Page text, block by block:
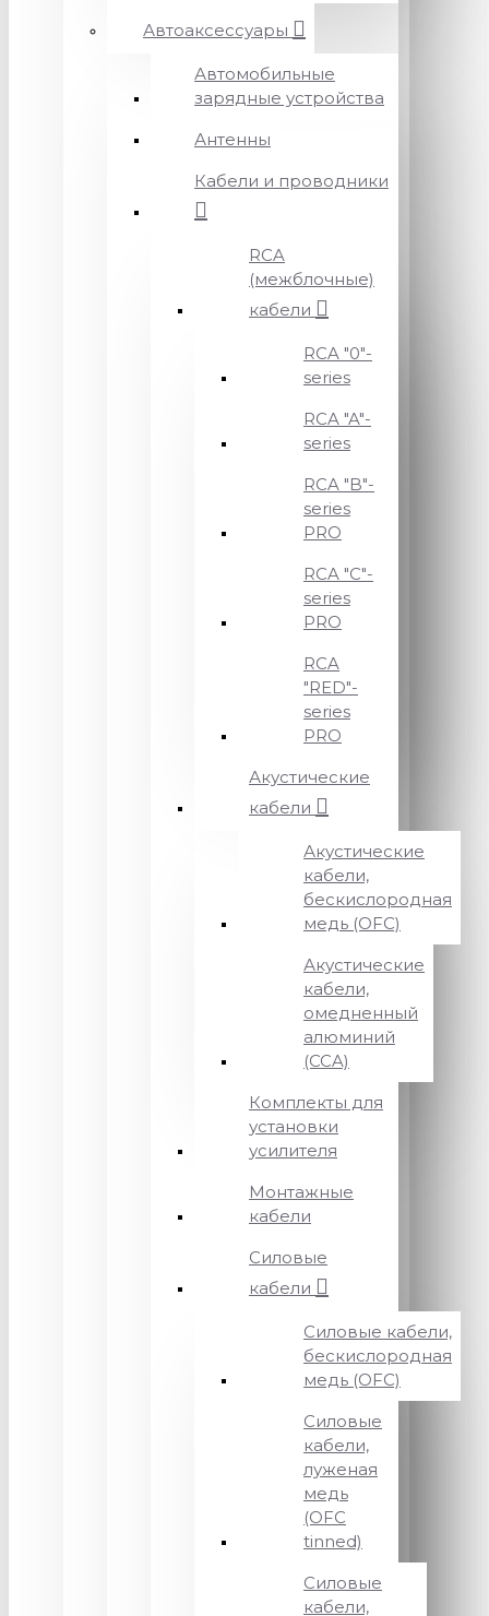
Автоаксессуары
Автомобильные
зарядные устройства
Антенны
Кабели и проводники
RCA
(межблочные)
кабели
RCA "0"-
series
RCA "A"-
series
RCA "B"-
series
PRO
RCA "C"-
series
PRO
RCA
"RED"-
series
PRO
Акустические
кабели
Акустические
кабели,
бескислородная
медь (OFC)
Акустические
кабели,
омедненный
алюминий
(CCA)
Комплекты для
установки
усилителя
Монтажные
кабели
Силовые
кабели
Силовые кабели,
бескислородная
медь (OFC)
Силовые
кабели,
луженая
медь
(OFC
tinned)
Силовые
кабели,